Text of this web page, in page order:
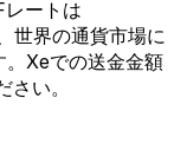
ートは
世界の通貨市場に
。Xeでの送金金額
さい。